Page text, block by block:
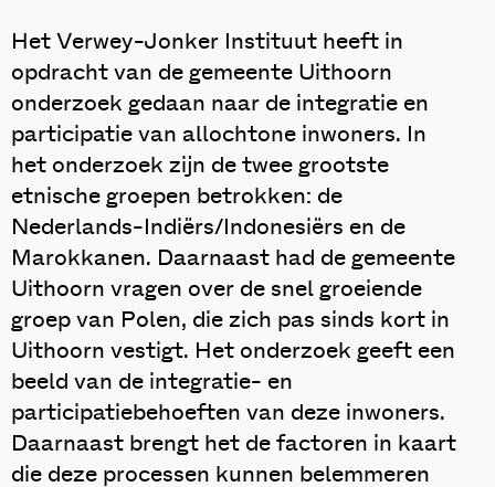
Het Verwey-Jonker Instituut heeft in
opdracht van de gemeente Uithoorn
onderzoek gedaan naar de integratie en
participatie van allochtone inwoners. In
het onderzoek zijn de twee grootste
etnische groepen betrokken: de
Nederlands-Indiërs/Indonesiërs en de
Marokkanen. Daarnaast had de gemeente
Uithoorn vragen over de snel groeiende
groep van Polen, die zich pas sinds kort in
Uithoorn vestigt. Het onderzoek geeft een
beeld van de integratie- en
participatiebehoeften van deze inwoners.
Daarnaast brengt het de factoren in kaart
die deze processen kunnen belemmeren